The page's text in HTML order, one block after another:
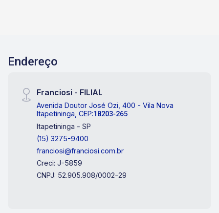
Endereço
Franciosi - FILIAL
Avenida Doutor José Ozi, 400 - Vila Nova
Itapetininga, CEP:18203-265
Itapetininga - SP
(15) 3275-9400
franciosi@franciosi.com.br
Creci: J-5859
CNPJ: 52.905.908/0002-29